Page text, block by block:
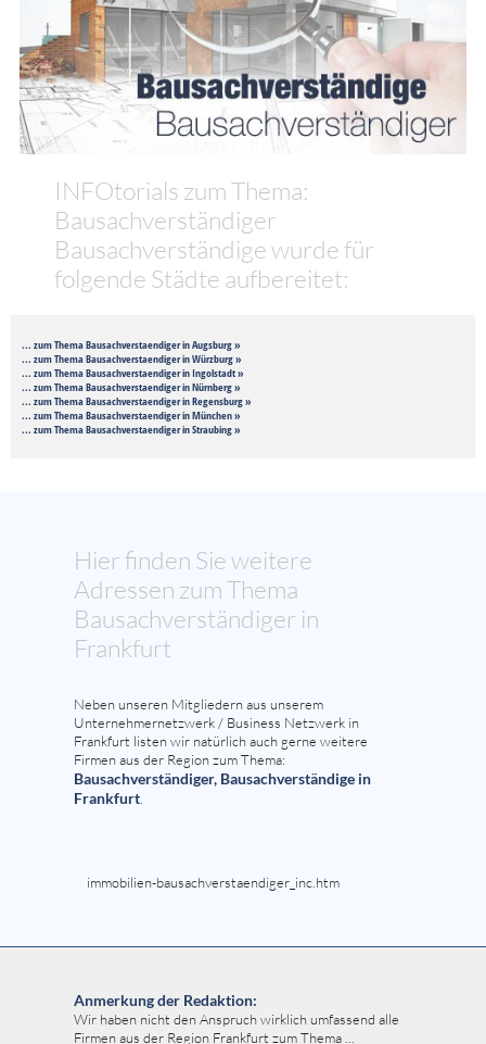
INFOtorials zum Thema:
Bausachverständiger
Bausachverständige wurde für
folgende Städte aufbereitet:
... zum Thema Bausachverstaendiger in Augsburg »
... zum Thema Bausachverstaendiger in Würzburg »
... zum Thema Bausachverstaendiger in Ingolstadt »
... zum Thema Bausachverstaendiger in Nürnberg »
... zum Thema Bausachverstaendiger in Regensburg »
... zum Thema Bausachverstaendiger in München »
... zum Thema Bausachverstaendiger in Straubing »
Hier finden Sie weitere
Adressen zum Thema
Bausachverständiger in
Frankfurt
Neben unseren Mitgliedern aus unserem
Unternehmernetzwerk / Business Netzwerk in
Frankfurt listen wir natürlich auch gerne weitere
Firmen aus der Region zum Thema:
Bausachverständiger, Bausachverständige in
Frankfurt
immobilien-bausachverstaendiger_inc.htm
Anmerkung der Redaktion:
Wir haben nicht den Anspruch wirklich umfassend alle
Firmen aus der Region Frankfurt zum Thema ...